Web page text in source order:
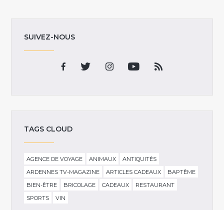
SUIVEZ-NOUS
TAGS CLOUD
AGENCE DE VOYAGE ANIMAUX
ANTIQUITÉS
ARDENNES TV-MAGAZINE
ARTICLES CADEAUX
BAPTÊME
BIEN-ÊTRE
BRICOLAGE CADEAUX
RESTAURANT
SPORTS
VIN